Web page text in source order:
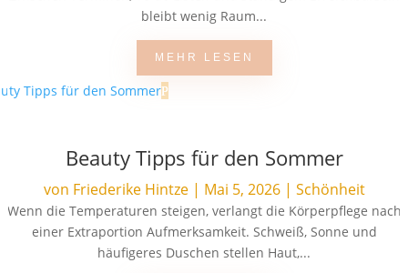
bleibt wenig Raum...
MEHR LESEN
Beauty Tipps für den Sommer
von Friederike Hintze| Mai 5, 2026| Schönheit
Wenn die Temperaturen steigen, verlangt die Körperpflege nach
einer Extraportion Aufmerksamkeit. Schweiß, Sonne und
häufigeres Duschen stellen Haut,...